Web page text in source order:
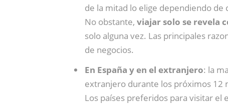
de la mitad lo elige dependiendo de
No obstante, viajar solo se revela
solo alguna vez. Las principales
de negocios.
En España y en el extranjero: la
extranjero durante los próximos 12
Los países preferidos para visitar el